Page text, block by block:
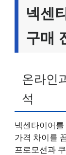
넥센
구매
온라인
석
넥센타이어
가격 차이를
프로모션과